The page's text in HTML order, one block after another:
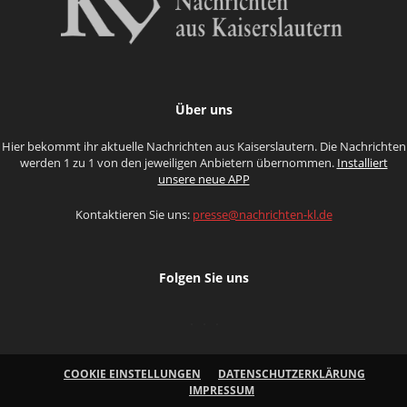
Über uns
Hier bekommt ihr aktuelle Nachrichten aus Kaiserslautern. Die Nachrichten
werden 1 zu 1 von den jeweiligen Anbietern übernommen. Installiert
unsere neue APP
Kontaktieren Sie uns: presse@nachrichten-kl.de
Folgen Sie uns
COOKIE EINSTELLUNGEN
DATENSCHUTZERKLÄRUNG
IMPRESSUM